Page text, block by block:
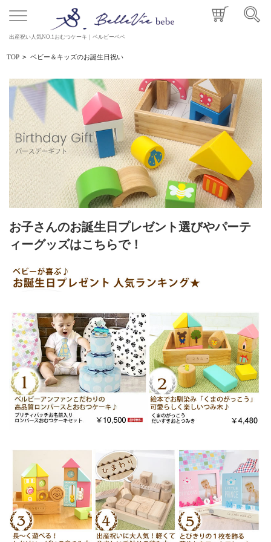
出産祝い人気NO.1おむつケーキ｜ベルビーベベ
TOP > ベビー＆キッズのお誕生日祝い
お子さんのお誕生日プレゼント選びやパーテ
ィーグッズはこちらで！